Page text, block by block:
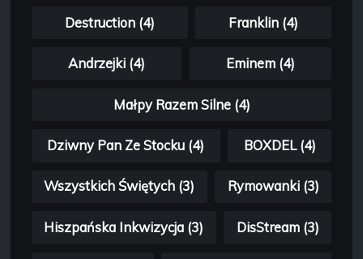
Destruction (4) Franklin (4)
Andrzejki (4) Eminem (4)
Małpy Razem Silne (4)
Dziwny Pan Ze Stocku (4) BOXDEL (4)
Wszystkich Świętych (3) Rymowanki (3)
Hiszpańska Inkwizycja (3) DisStream (3)